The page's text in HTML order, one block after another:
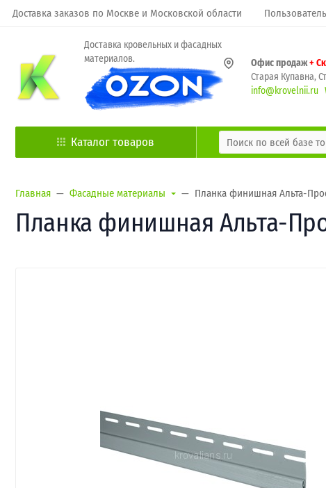
Доставка заказов по Москве и Московской области
Доставка кровельных и фасадных
материалов.
Офис продаж+
Старая Купавна,
info@krovelnii.ru
Каталог товаров
Главная Фасадные материалы Планка финишная Альта-
Планка финишная Альта-